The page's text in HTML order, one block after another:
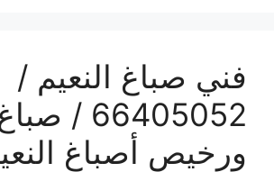
فني صباغ النعيم /
66405052
ورخيص أصباغ